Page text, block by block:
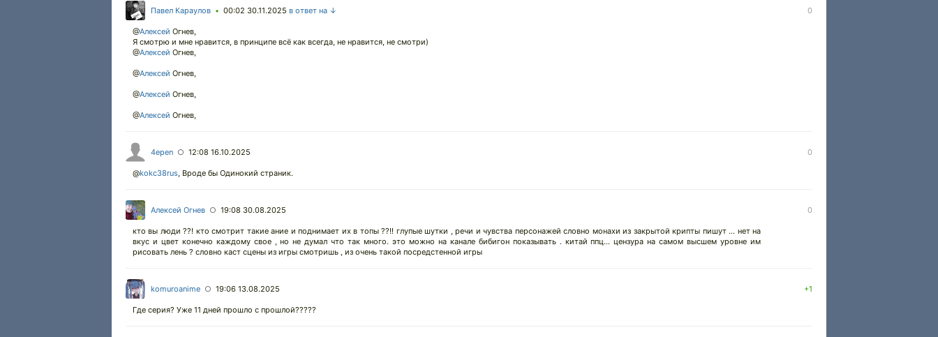
Павел Караулов • 00:02 30.11.2025 в ответ на ↓ 0
@Алексей Огнев,
Я смотрю и мне нравится, в принципе всё как всегда, не нравится, не смотри)
@Алексей Огнев,
@Алексей Огнев,
@Алексей Огнев,
@Алексей Огнев,
4epen ○ 12:08 16.10.2025 0
@kokc38rus, Вроде бы Одинокий страник.
Алексей Огнев ○ 19:08 30.08.2025 0
кто вы люди ??! кто смотрит такие ание и поднимает их в топы ??!! глупые шутки , речи и чувства персонажей словно монахи из закрытой крипты пишут ... нет на
вкус и цвет конечно каждому свое , но не думал что так много. это можно на канале бибигон показывать . китай ппц... цензура на самом высшем уровне им
рисовать лень ? словно каст сцены из игры смотришь , из очень такой посредстенной игры
komuroanime ○ 19:06 13.08.2025 +1
Где серия? Уже 11 дней прошло с прошлой?????